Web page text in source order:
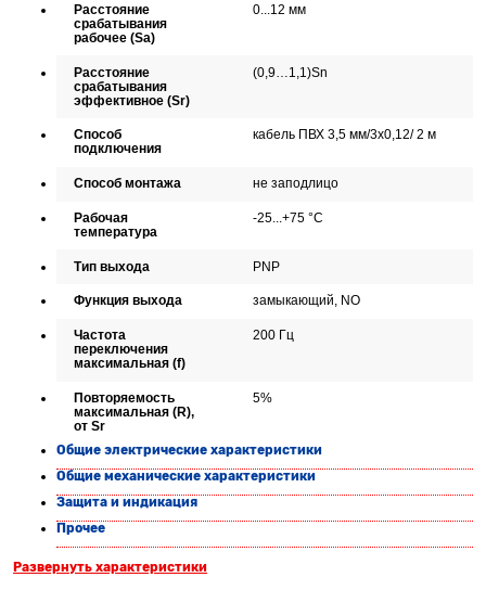
Расстояние
срабатывания
рабочее (Sa)
0...12 мм
Расстояние
срабатывания
эффективное (Sr)
(0,9…1,1)Sn
Способ
подключения
кабель ПВХ 3,5 мм/3x0,12/ 2 м
Способ монтажа не заподлицо
Рабочая
температура
-25...+75 °C
Тип выхода PNP
Функция выхода замыкающий, NO
Частота
переключения
максимальная (f)
200 Гц
Повторяемость
максимальная (R),
от Sr
5%
Общие электрические характеристики
Общие механические характеристики
Защита и индикация
Прочее
Развернуть характеристики